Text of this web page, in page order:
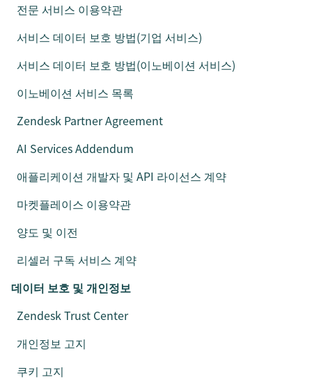
전문 서비스 이용약관
서비스 데이터 보호 방법(기업 서비스)
서비스 데이터 보호 방법(이노베이션 서비스)
이노베이션 서비스 목록
Zendesk Partner Agreement
AI Services Addendum
애플리케이션 개발자 및 API 라이선스 계약
마켓플레이스 이용약관
양도 및 이전
리셀러 구독 서비스 계약
데이터 보호 및 개인정보
Zendesk Trust Center
개인정보 고지
쿠키 고지